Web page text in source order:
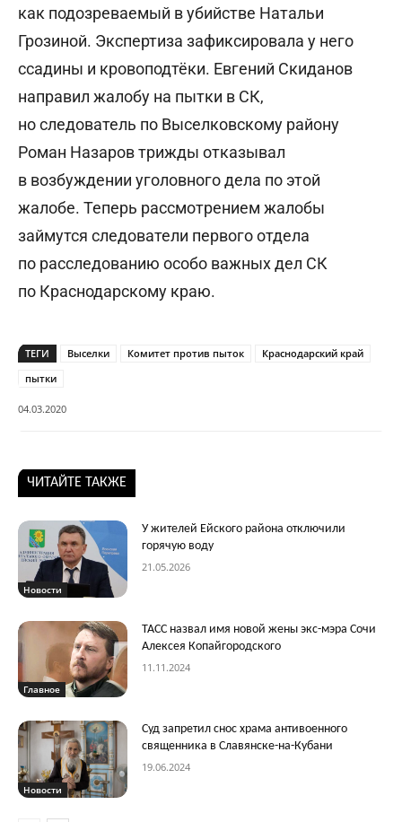
как подозреваемый в убийстве Натальи
Грозиной. Экспертиза зафиксировала у него
ссадины и кровоподтёки. Евгений Скиданов
направил жалобу на пытки в СК,
но следователь по Выселковскому району
Роман Назаров трижды отказывал
в возбуждении уголовного дела по этой
жалобе. Теперь рассмотрением жалобы
займутся следователи первого отдела
по расследованию особо важных дел СК
по Краснодарскому краю.
ТЕГИ Выселки Комитет против пыток
Краснодарский край
пытки
04.03.2020
ЧИТАЙТЕ ТАКЖЕ
Новости
У жителей Ейского района отключили
горячую воду
21.05.2026
Главное
ТАСС назвал имя новой жены экс-мэра Сочи
Алексея Копайгородского
11.11.2024
Новости
Суд запретил снос храма антивоенного
священника в Славянске-на-Кубани
19.06.2024